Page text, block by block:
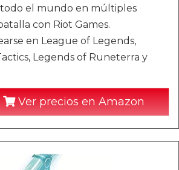
todo el mundo en múltiples
con Riot Games.
en League of Legends,
Legends of Runeterra y
Ver precios en Amazon